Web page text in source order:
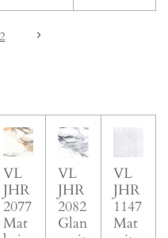
2
VL
JHR
2077
Mat
VL
JHR
2082
Glan
VL
JHR
1147
Mat